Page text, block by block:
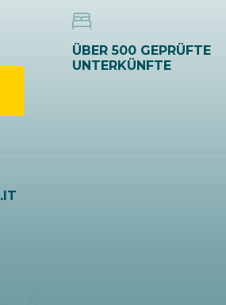
ÜBER 500 GEPRÜFTE
UNTERKÜNFTE